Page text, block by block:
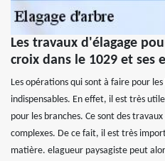
Les travaux d'élagage
croix dans le 1029 et ses
Les opérations qui sont à faire pour
indispensables. En effet, il est très
pour les branches. Ce sont des
complexes. De ce fait, il est très
matière. elagueur paysagiste peut